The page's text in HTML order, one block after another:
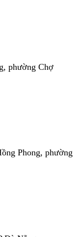
phường Chợ
Phong, phường